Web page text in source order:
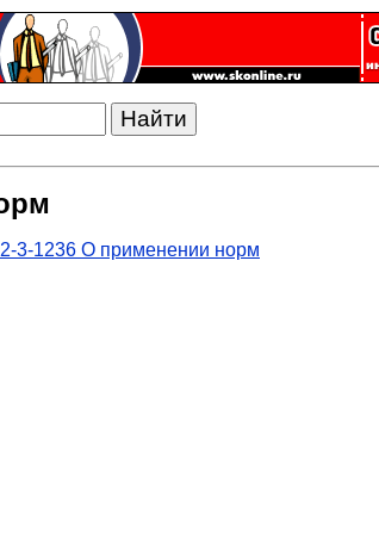
3-1236 О применении норм